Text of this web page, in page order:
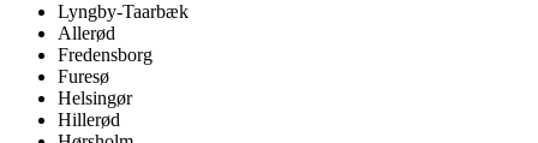
Lyngby-Taarbæk
Allerød
Fredensborg
Furesø
Helsingør
Hillerød